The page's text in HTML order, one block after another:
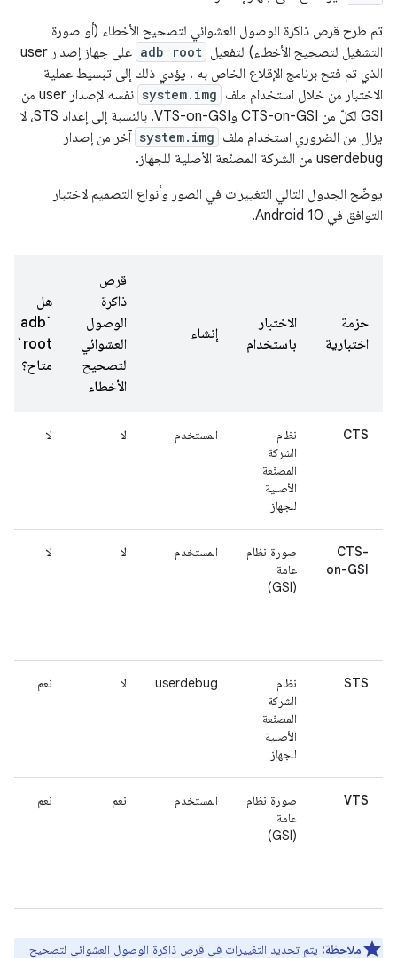
تم طرح قرص ذاكرة الوصول العشوائي لتصحيح الأخطاء (أو صورة
التشغيل لتصحيح الأخطاء) لتفعيل adb root
على جهاز إصدار user
الذي تم فتح برنامج الإقلاع الخاص به . يؤدي ذلك إلى تبسيط عملية
الاختبار من خلال استخدام ملف system.img
نفسه لإصدار user من
GSI لكلّ من CTS-on-GSI وVTS-on-GSI. بالنسبة إلى إعداد STS، لا
يزال من الضروري استخدام ملف system.img آخر من إصدار
userdebug من الشركة المصنّعة الأصلية للجهاز.
يوضّح الجدول التالي التغييرات في الصور وأنواع التصميم لاختبار
التوافق في Android 10.
حزمة
اختبارية
الاختبار
باستخدام
إنشاء
قرص
ذاكرة
الوصول
العشوائي
لتصحيح
الأخطاء
هل
`adb
root`
متاح؟
CTS
نظام
الشركة
المصنّعة
الأصلية
للجهاز
المستخدم لا لا
CTS-
on-GSI
صورة نظام
عامة
(GSI)
المستخدم لا لا
STS
نظام
الشركة
المصنّعة
الأصلية
للجهاز
userdebug لا نعم
VTS
صورة نظام
عامة
(GSI)
المستخدم نعم نعم
ملاحظة: يتم تحديد التغييرات في قرص ذاكرة الوصول العشوائي لتصحيح